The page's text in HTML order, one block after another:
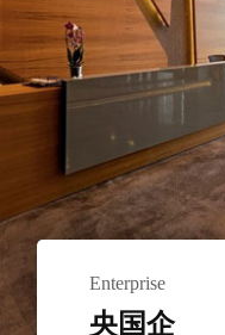
Enterprise
央国企